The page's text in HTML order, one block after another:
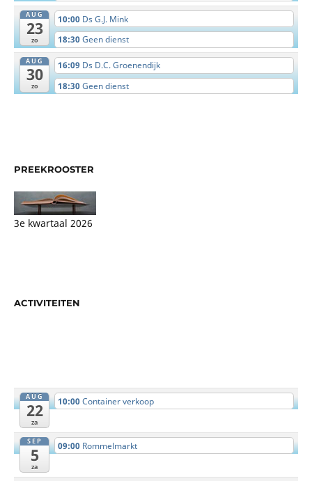
AUG
23
zo
10:00 Ds G.J. Mink
18:30Geen dienst
AUG
30
zo
16:09 Ds D.C. Groenendijk
18:30Geen dienst
PREEKROOSTER
3e kwartaal 2026
ACTIVITEITEN
AUG
22
za
10:00Container verkoop
SEP
5
za
09:00 Rommelmarkt